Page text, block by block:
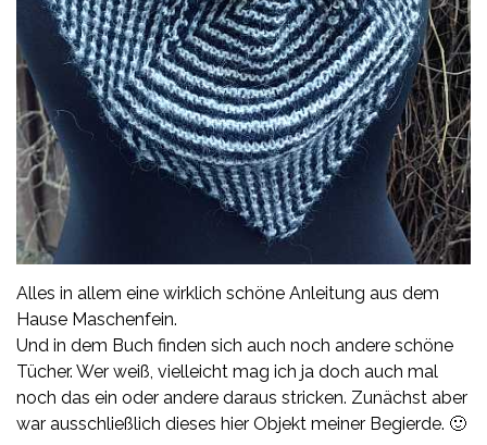
Alles in allem eine wirklich schöne Anleitung aus dem
Hause Maschenfein.
Und in dem Buch finden sich auch noch andere schöne
Tücher. Wer weiß, vielleicht mag ich ja doch auch mal
noch das ein oder andere daraus stricken. Zunächst aber
war ausschließlich dieses hier Objekt meiner Begierde. 🙂